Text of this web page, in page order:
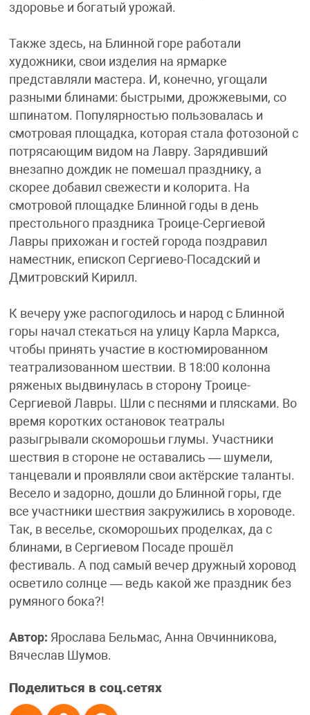
здоровье и богатый урожай.
Также здесь, на Блинной горе работали
художники, свои изделия на ярмарке
представляли мастера. И, конечно, угощали
разными блинами: быстрыми, дрожжевыми, со
шпинатом. Популярностью пользовалась и
смотровая площадка, которая стала фотозоной с
потрясающим видом на Лавру. Зарядивший
внезапно дождик не помешал празднику, а
скорее добавил свежести и колорита. На
смотровой площадке Блинной годы в день
престольного праздника Троице-Сергиевой
Лавры прихожан и гостей города поздравил
наместник, епископ Сергиево-Посадский и
Дмитровский Кирилл.
К вечеру уже распогодилось и народ с Блинной
горы начал стекаться на улицу Карла Маркса,
чтобы принять участие в костюмированном
театрализованном шествии. В 18:00 колонна
ряженых выдвинулась в сторону Троице-
Сергиевой Лавры. Шли с песнями и плясками. Во
время коротких остановок театралы
разыгрывали скоморошьи глумы. Участники
шествия в стороне не оставались — шумели,
танцевали и проявляли свои актёрские таланты.
Весело и задорно, дошли до Блинной горы, где
все участники шествия закружились в хороводе.
Так, в веселье, скоморошьих проделках, да с
блинами, в Сергиевом Посаде прошёл
фестиваль. А под самый вечер дружный хоровод
осветило солнце — ведь какой же праздник без
румяного бока?!
Автор: Ярослава Бельмас, Анна Овчинникова,
Вячеслав Шумов.
Поделиться в соц.сетях